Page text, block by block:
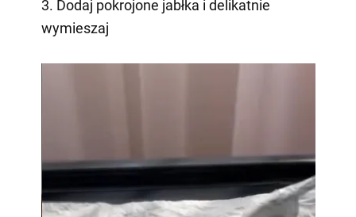
3. Dodaj pokrojone jabłka i delikatnie
wymieszaj